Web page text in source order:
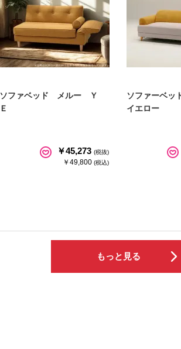
ソファベッド メルー Ｙ
Ｅ
￥45,273 (税抜)
￥49,800 (税込)
ソファーベ
イエロー
もっと見る